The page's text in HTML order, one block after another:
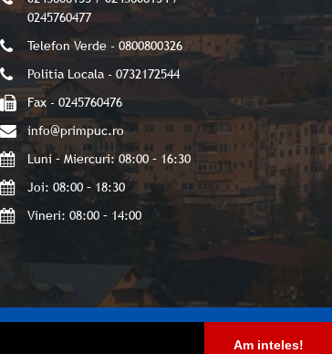
Am inteles!
0245760477
Telefon Verde - 0800800326
Politia Locala - 0732172544
Fax - 0245760476
info@primpuc.ro
Luni – Miercuri: 08:00 – 16:30
Joi: 08:00 – 18:30
Vineri: 08:00 – 14:00